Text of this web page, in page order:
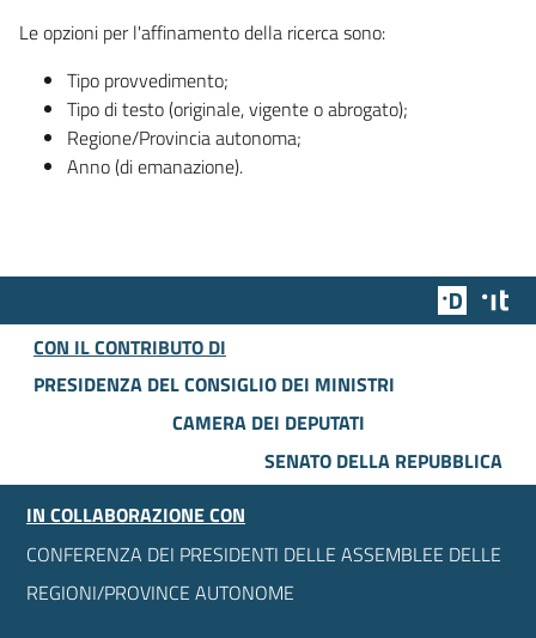
Le opzioni per l'affinamento della ricerca sono:
Tipo provvedimento;
Tipo di testo (originale, vigente o abrogato);
Regione/Provincia autonoma;
Anno (di emanazione).
Team
CON IL CONTRIBUTO DI
PRESIDENZA DEL CONSIGLIO DEI MINISTRI
CAMERA DEI DEPUTATI
SENATO DELLA REPUBBLICA
IN COLLABORAZIONE CON
CONFERENZA DEI PRESIDENTI DELLE ASSEMBLEE DELLE
REGIONI/PROVINCE AUTONOME